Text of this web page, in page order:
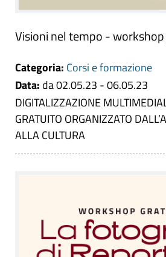
Visioni nel tempo -
Categoria: Corsi e formazione
Data: da 02.05.23 - 06.05.23
DIGITALIZZAZIONE
GRATUITO ORGANIZZATO
ALLA CULTURA